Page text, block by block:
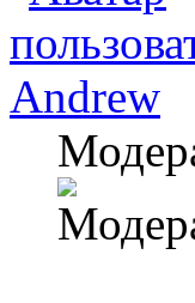
Andrew